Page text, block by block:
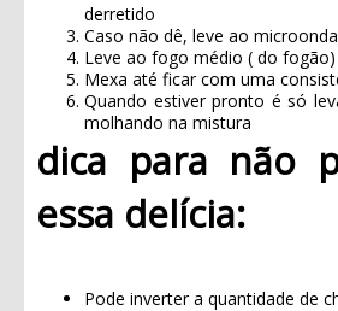
derretido
Caso não dê, leve ao
Leve ao fogo médio ( do
Mexa até ficar com uma
Quando estiver pronto é só
molhando na mistura
dica para não
essa delícia:
Pode inverter a quantidade de